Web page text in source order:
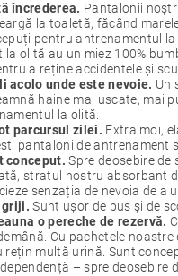
încrederea. Pantalonii
la toaletă, făcând
pentru antrenamentul
la olită au un miez 100%
a reține accidentele și
acolo unde este nevoie. Un
haine mai uscate, mai
la olită.
parcursul zilei. Extra moi,
pantaloni de antrenament
conceput. Spre deosebire
stratul nostru absorbant
senzația de nevoia de a
griji. Sunt ușor de pus și de
o pereche de rezervă.
Cu pachetele
rețin multă urină. Sunt
– spre